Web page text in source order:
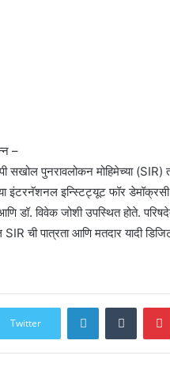
–
सखोल पुनरावलोकन मोहिमेच्या (SIR)
इंटरनॅशनल इन्स्टिट्यूट फॉर
विवेक जोशी उपस्थित होते.
SIR ची पात्रता आणि मतदार यादी
Twitter
LinkedInTumblr